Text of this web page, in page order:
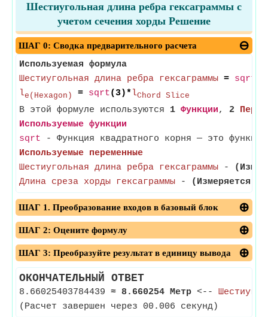
Шестиугольная длина ребра гексаграммы с
учетом сечения хорды Решение
ШАГ 0: Сводка предварительного расчета
Используемая формула
Шестиугольная длина ребра гексаграммы = sqrt
le(Hexagon) = sqrt(3)*lChord Slice
В этой формуле используются 1 Функции, 2
Используемые функции
sqrt - Функция квадратного корня — это
Используемые переменные
Шестиугольная длина ребра гексаграммы -
Длина среза хорды гексаграммы - (Измеряется в
ШАГ 1. Преобразование входов в базовый блок
ШАГ 2: Оцените формулу
ШАГ 3: Преобразуйте результат в единицу вывода
ОКОНЧАТЕЛЬНЫЙ ОТВЕТ
8.66025403784439 ≈ 8.660254 Метр <--
(Расчет завершен через 00.006 секунд)